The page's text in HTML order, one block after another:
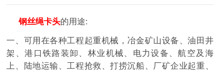
钢丝绳卡头的用途:
一、可用在各种工程起重机械，冶金矿山设备、油田井
架、港口铁路装卸、林业机械、电力设备、航空及海
上、陆地运输、工程抢救、打捞沉船、厂矿企业起重、